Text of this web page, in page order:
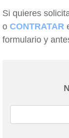
Si quieres
oCONTRATAR
formulario y